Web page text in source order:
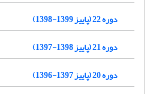
دوره 22 (پاییز 1399-1398)
دوره 21 (پاییز 1398-1397)
دوره 20 (پاییز 1397-1396)